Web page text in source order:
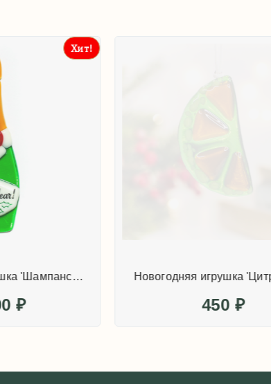
Хит!
Новогодняя игрушка 'Шампанское "New Year!"'
₽ 450 ₽